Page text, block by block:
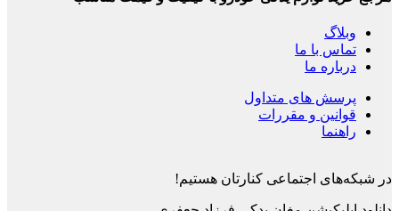
وبلاگ
تماس با ما
درباره ما
پرسش های متداول
قوانین و مقررات
راهنما
در شبکه‌های اجتماعی کنارتان هستیم!